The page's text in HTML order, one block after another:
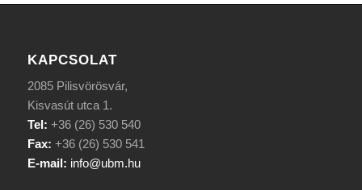
KAPCSOLAT
2085 Pilisvörösvár,
Kisvasút utca 1.
Tel: +36 (26) 530 540
Fax: +36 (26) 530 541
E-mail: info@ubm.hu